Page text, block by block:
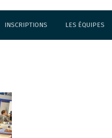
INSCRIPTIONS LES ÉQUIPES